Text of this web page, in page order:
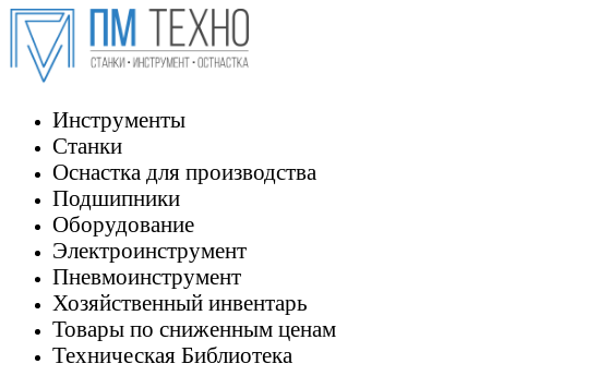
Инструменты
Станки
Оснастка для производства
Подшипники
Оборудование
Электроинструмент
Пневмоинструмент
Хозяйственный инвентарь
Товары по сниженным ценам
Техническая Библиотека